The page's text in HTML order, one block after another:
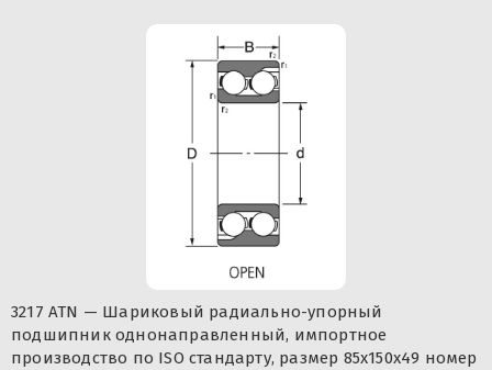
3217 ATN — Шариковый радиально-упорный
подшипник однонаправленный, импортное
производство по ISO стандарту, размер 85x150x49 номер